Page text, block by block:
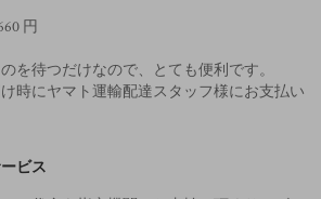
円
を待つだけなので、とても便利です。
時にヤマト運輸配達スタッフ様にお支払い
ビス